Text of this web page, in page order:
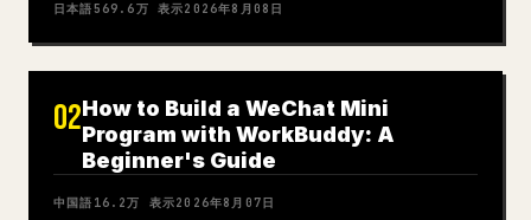
日本語569.6万 表示2026年8月08日
02How to Build a WeChat Mini
Program with WorkBuddy: A
Beginner's Guide
中国語 16.2万 表示2026年8月07日